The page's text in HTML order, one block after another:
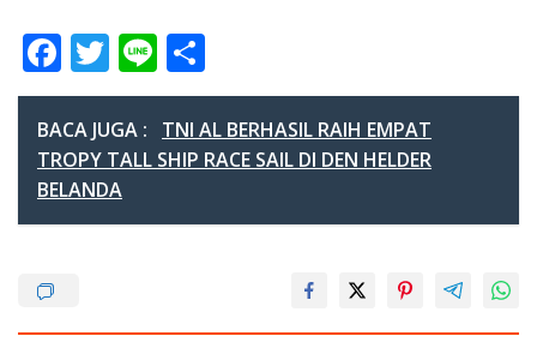
F
ac
e
b
o
T
w
itt
er
Li
n
e
h
ar
e
BACA JUGA :
TNI AL BERHASIL RAIH EMPAT
TROPY TALL SHIP RACE SAIL DI DEN HELDER
BELANDA